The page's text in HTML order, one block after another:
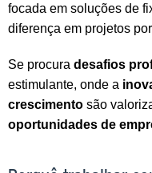
focada em soluções de
diferença em projetos
Se procura desafios
estimulante, onde a
crescimento são
oportunidades de